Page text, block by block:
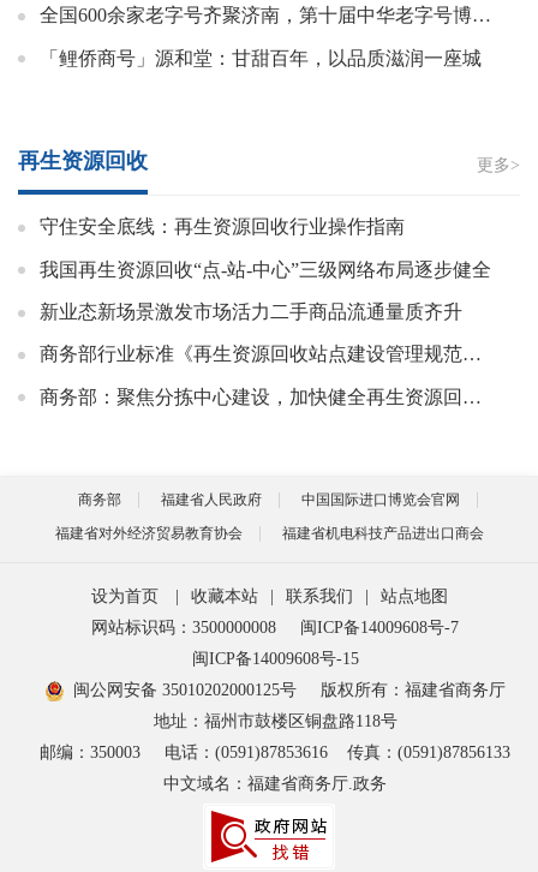
全国600余家老字号齐聚济南，第十届中华老字号博览会即将启幕
「鲤侨商号」源和堂：甘甜百年，以品质滋润一座城
再生资源回收 更多>
守住安全底线：再生资源回收行业操作指南
我国再生资源回收“点-站-中心”三级网络布局逐步健全
新业态新场景激发市场活力二手商品流通量质齐升
商务部行业标准《再生资源回收站点建设管理规范》《废纸分类等级规范》将于2026年7月1日正式实施
商务部：聚焦分拣中心建设，加快健全再生资源回收体系
商务部 福建省人民政府
中国国际进口博览会官网
福建省对外经济贸易教育协会
福建省机电科技产品进出口商会
设为首页 收藏本站 联系我们
站点地图
网站标识码：3500000008
闽ICP备14009608号-7
闽ICP备14009608号-15
闽公网安备 35010202000125号
版权所有：福建省商务厅
地址：福州市鼓楼区铜盘路118号
邮编：350003
电话：(0591)87853616
传真：(0591)87856133
中文域名：福建省商务厅.政务